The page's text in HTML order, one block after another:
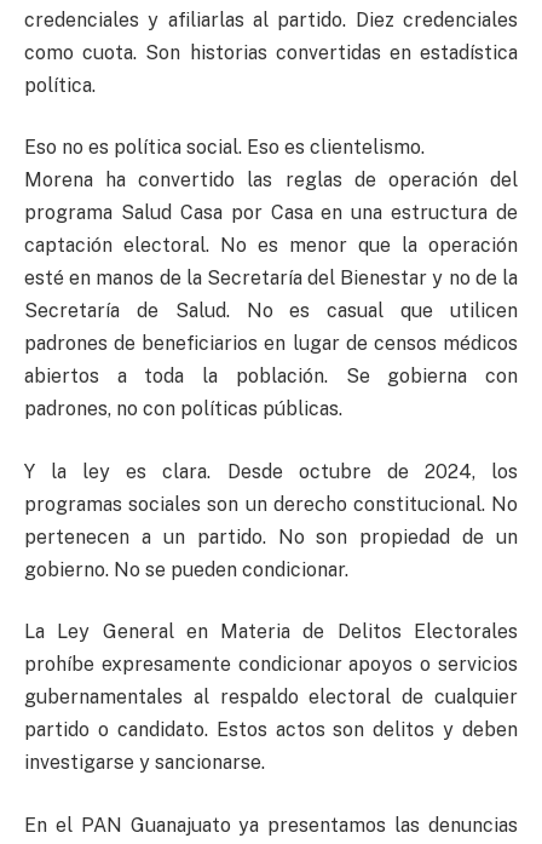
credenciales y afiliarlas al partido. Diez credenciales
como cuota. Son historias convertidas en estadística
política.
Eso no es política social. Eso es clientelismo.
Morena ha convertido las reglas de operación del
programa Salud Casa por Casa en una estructura de
captación electoral. No es menor que la operación
esté en manos de la Secretaría del Bienestar y no de la
Secretaría de Salud. No es casual que utilicen
padrones de beneficiarios en lugar de censos médicos
abiertos a toda la población. Se gobierna con
padrones, no con políticas públicas.
Y la ley es clara. Desde octubre de 2024, los
programas sociales son un derecho constitucional. No
pertenecen a un partido. No son propiedad de un
gobierno. No se pueden condicionar.
La Ley General en Materia de Delitos Electorales
prohíbe expresamente condicionar apoyos o servicios
gubernamentales al respaldo electoral de cualquier
partido o candidato. Estos actos son delitos y deben
investigarse y sancionarse.
En el PAN Guanajuato ya presentamos las denuncias